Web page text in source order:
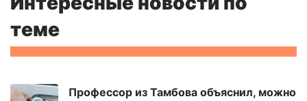
теме
Профессор из Тамбова объяснил, можно